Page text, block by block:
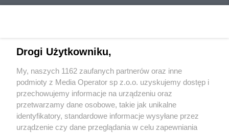
Wydawca mediówlokalnych
Drogi Użytkowniku,
My, naszych 1162 zaufanych partnerów oraz inne
podmioty z Media Operator sp z.o.o. uzyskujemy dostęp i
przechowujemy informacje na urządzeniu oraz
przetwarzamy dane osobowe, takie jak unikalne
identyfikatory, standardowe informacje wysyłane przez
urządzenie czy dane przeglądania w celu zapewniania